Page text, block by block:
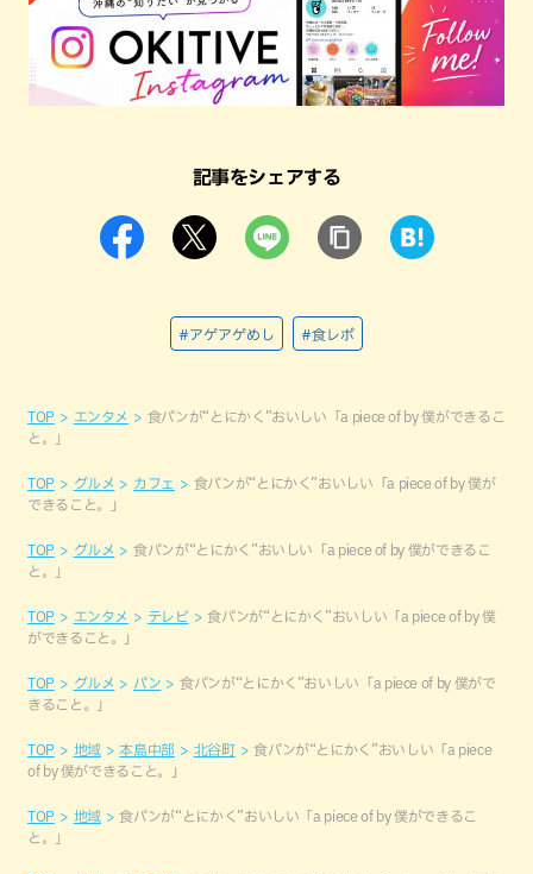
記事をシェアする
#アゲアゲめし #食レポ
TOP エンタメ
食パンが“とにかく”おいしい「a piece of by 僕ができるこ
と。」
TOP グルメ カフェ
食パンが“とにかく”おいしい「a piece of by 僕が
できること。」
TOP グルメ
食パンが“とにかく”おいしい「a piece of by 僕ができるこ
と。」
TOP エンタメ テレビ
食パンが“とにかく”おいしい「a piece of by 僕
ができること。」
TOP グルメ パン
食パンが“とにかく”おいしい「a piece of by 僕がで
きること。」
TOP 地域 本島中部 北谷町
食パンが“とにかく”おいしい「a piece
of by 僕ができること。」
TOP 地域
食パンが“とにかく”おいしい「a piece of by 僕ができるこ
と。」